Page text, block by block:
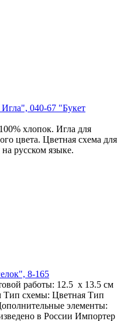
040-67 "Букет
хлопок. Игла для
цвета. Цветная схема для
русском языке.
8-165
работы: 12.5 x 13.5 см
Тип схемы: Цветная Тип
элементы:
в России Импортер